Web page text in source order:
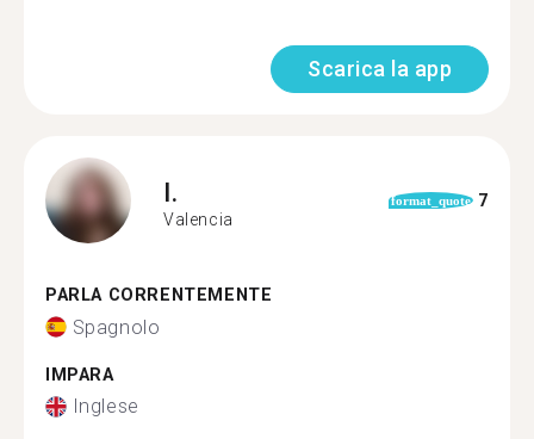
Scarica la app
I.
Valencia
format_quote 7
PARLA CORRENTEMENTE
Spagnolo
IMPARA
Inglese